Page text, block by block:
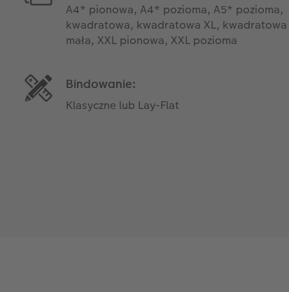
A4* pionowa, A4* pozioma, A5* pozioma,
kwadratowa, kwadratowa XL, kwadratowa
mała, XXL pionowa, XXL pozioma
Bindowanie:
Klasyczne lub Lay-Flat